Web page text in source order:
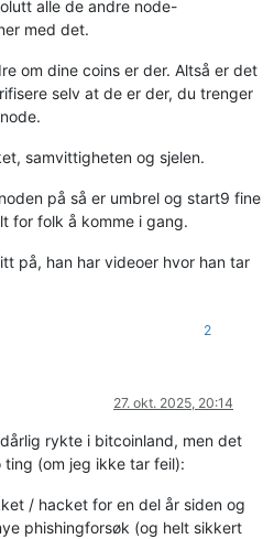
alle de andre node-
med det.
om dine coins er der. Altså er det
selv at de er der, du trenger
samvittigheten og sjelen.
på så er umbrel og start9 fine
for folk å komme i gang.
på, han har videoer hvor han tar
2
27. okt. 2025, 20:14
rykte i bitcoinland, men det
(om jeg ikke tar feil):
/ hacket for en del år siden og
phishingforsøk (og helt sikkert